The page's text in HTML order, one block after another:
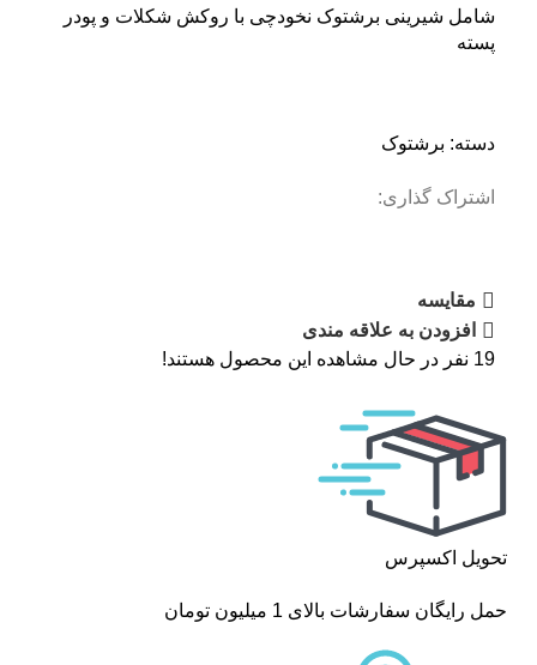
شامل شیرینی برشتوک نخودچی با روکش شکلات و پودر
پسته
دسته: برشتوک
اشتراک گذاری:
مقایسه
افزودن به علاقه مندی
19 نفر در حال مشاهده این محصول هستند!
تحویل اکسپرس
حمل رایگان سفارشات بالای 1 میلیون تومان